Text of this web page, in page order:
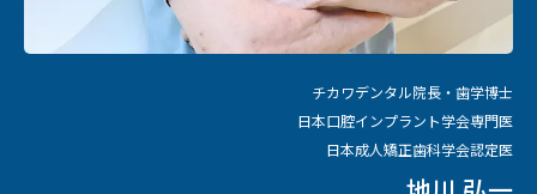
チカワデンタル院長・歯学博士
日本口腔インプラント学会専門医
日本成人矯正歯科学会認定医